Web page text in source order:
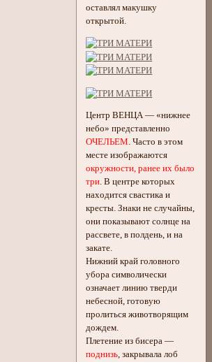
оставлял макушку
открытой.
Центр ВЕНЦА — «нижнее
небо» представленно
ОЧЕЛЬЕМ. Часто в этом
месте изображаются
окружности, ранее их было
три. В центре которых
находится свастика и
кресты. Знаки не случайны,
они показывают солнце на
рассвете, в полдень, и на
закате.
Нижний край головного
убора символически
означает линию тверди
небесной, готовую
пролиться животворящим
дождем.
Плетение из бисера —
поднизь, закрывала лоб